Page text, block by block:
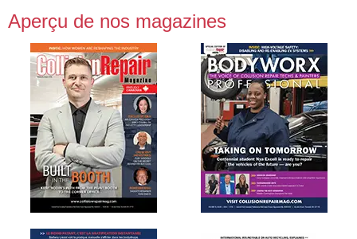
Aperçu de nos magazines